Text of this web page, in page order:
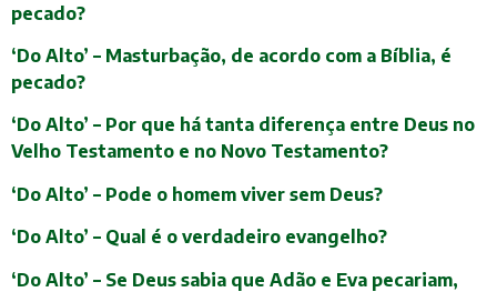
pecado?
‘Do Alto’ – Masturbação, de acordo com a Bíblia, é
pecado?
‘Do Alto’ – Por que há tanta diferença entre Deus no
Velho Testamento e no Novo Testamento?
‘Do Alto’ – Pode o homem viver sem Deus?
‘Do Alto’ – Qual é o verdadeiro evangelho?
‘Do Alto’ – Se Deus sabia que Adão e Eva pecariam,